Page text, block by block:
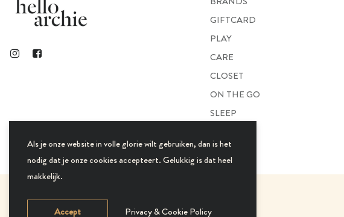
Als je onze website in volle glorie wilt gebruiken, dan is het
nodig dat je onze cookies accepteert. Gelukkig is dat heel
makkelijk.
Accept Privacy & Cookie Policy
GIFTCARD
PLAY
CARE
CLOSET
ON THE GO
SLEEP
© 2021 Hello Archie. All Rights Reserved.